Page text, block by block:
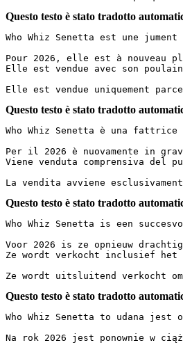
Questo testo è stato tradotto
Who Whiz Senetta est une
Pour 2026, elle est à nouveau
Elle est vendue avec son
Elle est vendue uniquement
Questo testo è stato tradotto
Who Whiz Senetta è una
Per il 2026 è nuovamente in
Viene venduta comprensiva del
La vendita avviene
Questo testo è stato tradotto
Who Whiz Senetta is een
Voor 2026 is ze opnieuw drachtig
Ze wordt verkocht inclusief het
Ze wordt uitsluitend verkocht
Questo testo è stato tradotto
Who Whiz Senetta to udana
Na rok 2026 jest ponownie w ciąży